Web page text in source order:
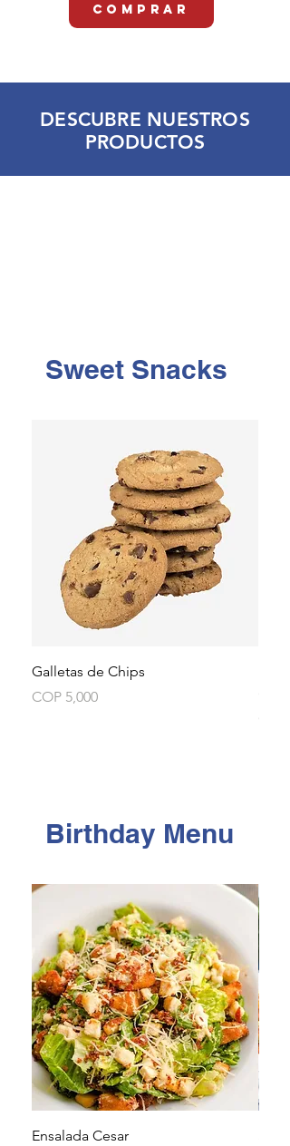
COMPRAR
DESCUBRE NUESTROS
PRODUCTOS
Sweet Snacks
Galletas de Chips
Price
COP 5,000
Birthday Menu
Ensalada Cesar